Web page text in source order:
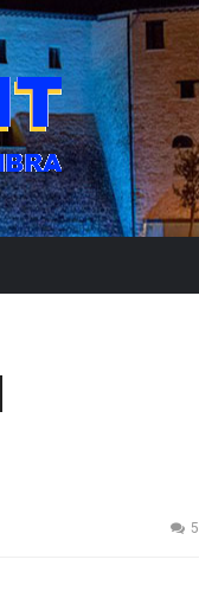
5